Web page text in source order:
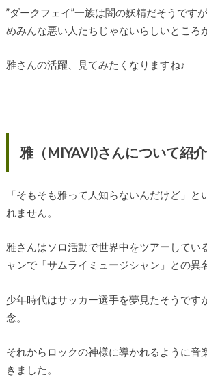
”ダークフェイ”一族は闇の妖精だそうです
めみんな悪い人たちじゃないらしいところ
雅さんの活躍、見てみたくなりますね♪
雅（MIYAVI)さんについて紹介
「そもそも雅って人知らないんだけど」と
れません。
雅さんはソロ活動で世界中をツアーしてい
ャンで「サムライミュージシャン」との異
少年時代はサッカー選手を夢見たそうです
念。
それからロックの神様に導かれるように音
きました。